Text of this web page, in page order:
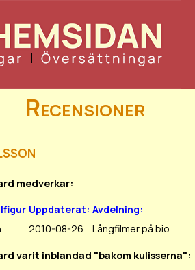
Recensioner
medverkar:
Uppdaterat: Avdelning:
2010-08-26 Långfilmer på bio
varit inblandad "bakom kulisserna":